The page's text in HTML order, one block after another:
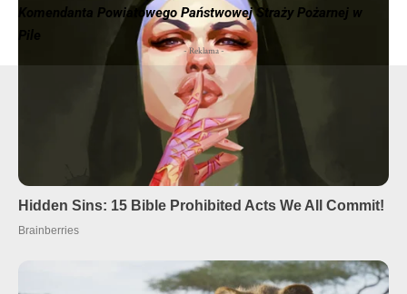
Komendanta Powiatowego Państwowej Straży Pożarnej w
- Reklama -